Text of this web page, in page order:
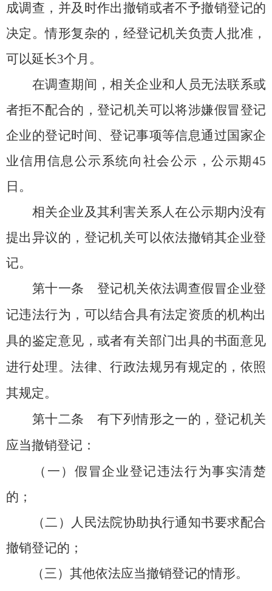
成调查，并及时作出撤销或者不予撤销登记的
决定。情形复杂的，经登记机关负责人批准，
可以延长3个月。
在调查期间，相关企业和人员无法联系或
者拒不配合的，登记机关可以将涉嫌假冒登记
企业的登记时间、登记事项等信息通过国家企
业信用信息公示系统向社会公示，公示期45
日。
相关企业及其利害关系人在公示期内没有
提出异议的，登记机关可以依法撤销其企业登
记。
第十一条 登记机关依法调查假冒企业登
记违法行为，可以结合具有法定资质的机构出
具的鉴定意见，或者有关部门出具的书面意见
进行处理。法律、行政法规另有规定的，依照
其规定。
第十二条 有下列情形之一的，登记机关
应当撤销登记：
（一）假冒企业登记违法行为事实清楚
的；
（二）人民法院协助执行通知书要求配合
撤销登记的；
（三）其他依法应当撤销登记的情形。